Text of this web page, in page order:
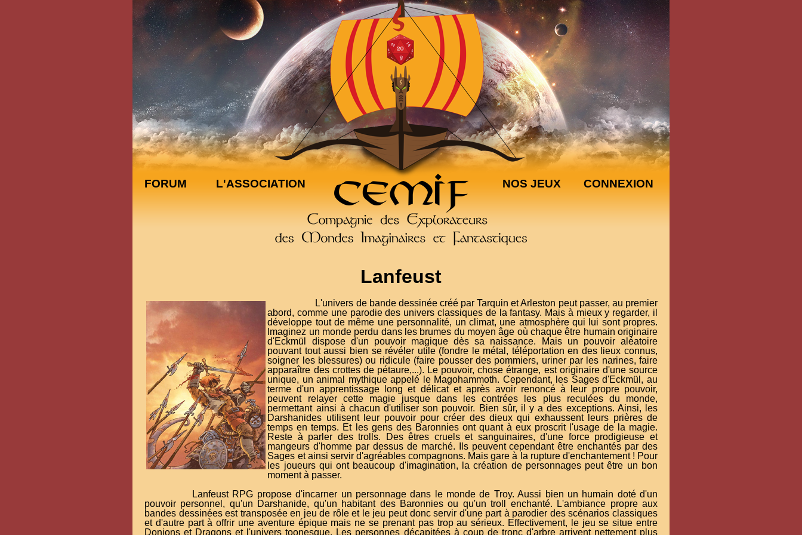
FORUM L'ASSOCIATION NOS JEUX CONNEXION
Lanfeust
L'univers de bande dessinée créé par Tarquin et Arleston peut passer, au premier
abord, comme une parodie des univers classiques de la fantasy. Mais à mieux y regarder, il
développe tout de même une personnalité, un climat, une atmosphère qui lui sont propres.
Imaginez un monde perdu dans les brumes du moyen âge où chaque être humain originaire
d'Eckmül dispose d'un pouvoir magique dès sa naissance. Mais un pouvoir aléatoire
pouvant tout aussi bien se révéler utile (fondre le métal, téléportation en des lieux connus,
soigner les blessures) ou ridicule (faire pousser des pommiers, uriner par les narines, faire
apparaître des crottes de pétaure,...). Le pouvoir, chose étrange, est originaire d'une source
unique, un animal mythique appelé le Magohammoth. Cependant, les Sages d'Eckmül, au
terme d'un apprentissage long et délicat et après avoir renoncé à leur propre pouvoir,
peuvent relayer cette magie jusque dans les contrées les plus reculées du monde,
permettant ainsi à chacun d'utiliser son pouvoir. Bien sûr, il y a des exceptions. Ainsi, les
Darshanides utilisent leur pouvoir pour créer des dieux qui exhaussent leurs prières de
temps en temps. Et les gens des Baronnies ont quant à eux proscrit l'usage de la magie.
Reste à parler des trolls. Des êtres cruels et sanguinaires, d'une force prodigieuse et
mangeurs d'homme par dessus de marché. Ils peuvent cependant être enchantés par des
Sages et ainsi servir d'agréables compagnons. Mais gare à la rupture d'enchantement ! Pour
les joueurs qui ont beaucoup d'imagination, la création de personnages peut être un bon
moment à passer.
Lanfeust RPG propose d'incarner un personnage dans le monde de Troy. Aussi bien un humain doté d'un
pouvoir personnel, qu'un Darshanide, qu'un habitant des Baronnies ou qu'un troll enchanté. L'ambiance propre aux
bandes dessinées est transposée en jeu de rôle et le jeu peut donc servir d'une part à parodier des scénarios classiques
et d'autre part à offrir une aventure épique mais ne se prenant pas trop au sérieux. Effectivement, le jeu se situe entre
Donjons et Dragons et l'univers toonesque. Les personnes décapitées à coup de tronc d'arbre arrivent nettement plus